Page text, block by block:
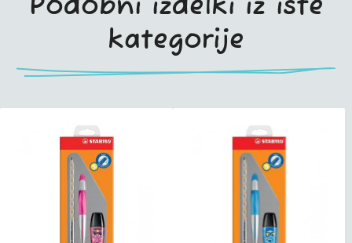
kategorije